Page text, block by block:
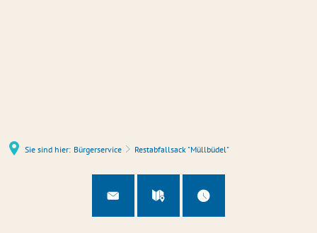
Sie sind hier: Bürgerservice Restabfallsack "Müllbüdel"